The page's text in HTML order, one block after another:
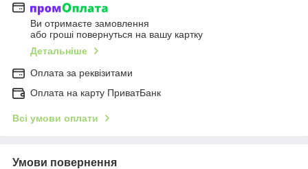
Ви отримаєте замовлення
або гроші повернуться на вашу картку
Детальніше
Оплата за реквізитами
Оплата на карту ПриватБанк
Всі умови оплати
Умови повернення